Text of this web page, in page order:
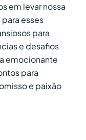
em levar nossa
esses
para
e desafios
emocionante
para
e paixão